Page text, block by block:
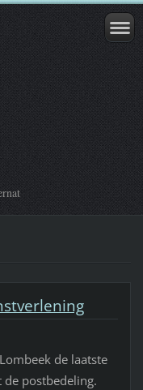
de laatste
postbedeling.